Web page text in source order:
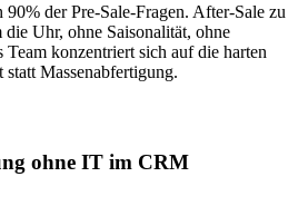
90% der Pre-Sale-Fragen. After-Sale zu
Uhr, ohne Saisonalität, ohne
konzentriert sich auf die harten
Massenabfertigung.
ohne IT im CRM